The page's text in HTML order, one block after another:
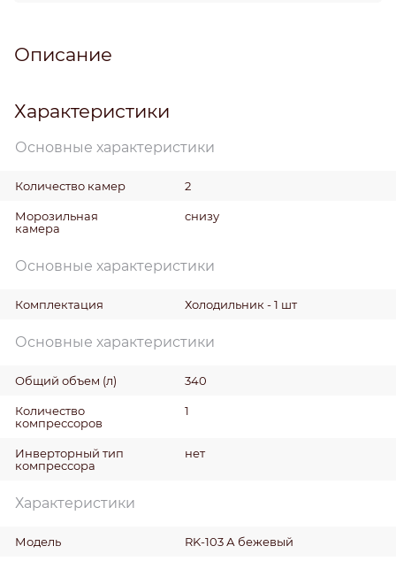
Описание
Характеристики
Основные характеристики
Количество камер 2
Морозильная
камера
снизу
Основные характеристики
Комплектация Холодильник - 1 шт
Основные характеристики
Общий объем (л) 340
Количество
компрессоров
1
Инверторный тип
компрессора
нет
Характеристики
Модель RK-103 А бежевый